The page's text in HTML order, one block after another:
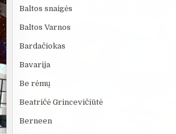
Baltos snaigės
Baltos Varnos
Bardačiokas
Bavarija
Be rėmų
Beatričė Grincevičiūtė
Berneen